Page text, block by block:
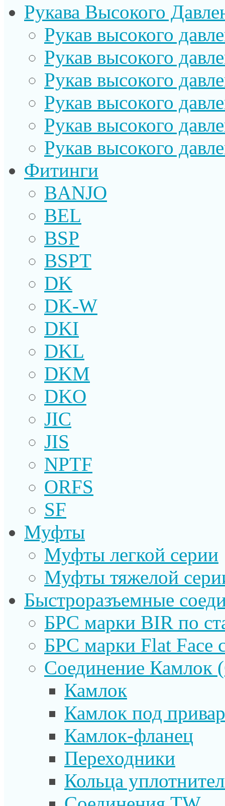
Рукава Высокого
Рукав выcокого
Рукав высокого
Рукав высокого
Рукав высокого
Рукав высокого
Рукав высокого
Фитинги
BANJO
BEL
BSP
BSPT
DK
DK-W
DKI
DKL
DKM
DKO
JIC
JIS
NPTF
ORFS
SF
Муфты
Муфты легкой серии
Муфты тяжелой
Быстроразъемные
БРС марки BIR по
БРС марки Flat Face
Соединение Камлок
Камлок
Камлок под
Камлок-фланец
Переходники
Кольца